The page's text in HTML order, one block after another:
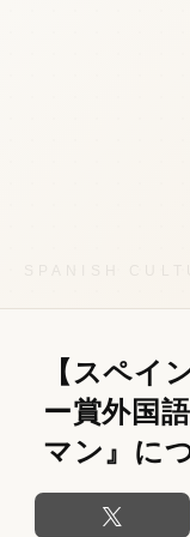
【スペイ
ー賞外国
マン』に